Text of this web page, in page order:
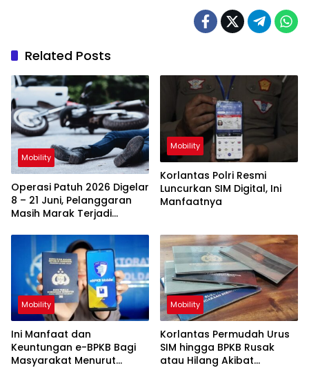
Related Posts
Mobility
Operasi Patuh 2026 Digelar
8 – 21 Juni, Pelanggaran
Masih Marak Terjadi
Mobility
Korlantas Polri Resmi
Luncurkan SIM Digital, Ini
Manfaatnya
Mobility
Ini Manfaat dan
Keuntungan e-BPKB Bagi
Masyarakat Menurut
Mobility
Korlantas Permudah Urus
SIM hingga BPKB Rusak
atau Hilang Akibat